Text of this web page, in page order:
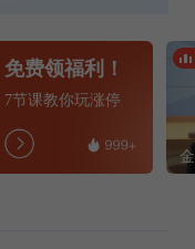
免费领福利！
7节课教你玩涨停